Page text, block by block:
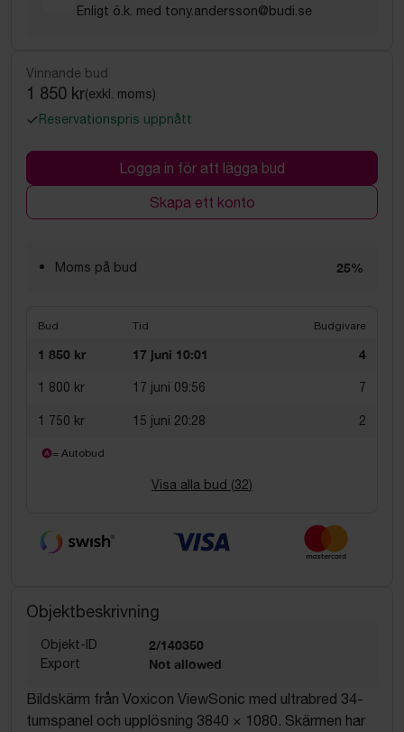
Enligt ö.k. med tony.andersson@budi.se
Vinnande bud
1 850 kr(exkl. moms)
Reservationspris uppnått
Logga in för att lägga bud
Skapa ett konto
Moms på bud 25%
Bud Tid Budgivare
1 850 kr 17 juni 10:01 4
1 800 kr 17 juni 09:56 7
1 750 kr 15 juni 20:28 2
= Autobud
Visa alla bud (32)
Objektbeskrivning
Objekt-ID 2/140350
Export Not allowed
Bildskärm från Voxicon ViewSonic med ultrabred 34-
tumspanel och upplösning 3840 × 1080. Skärmen har